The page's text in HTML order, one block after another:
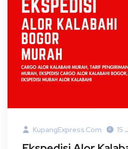
KupangExpress.com 15